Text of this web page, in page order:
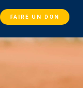
FAIRE UN DON